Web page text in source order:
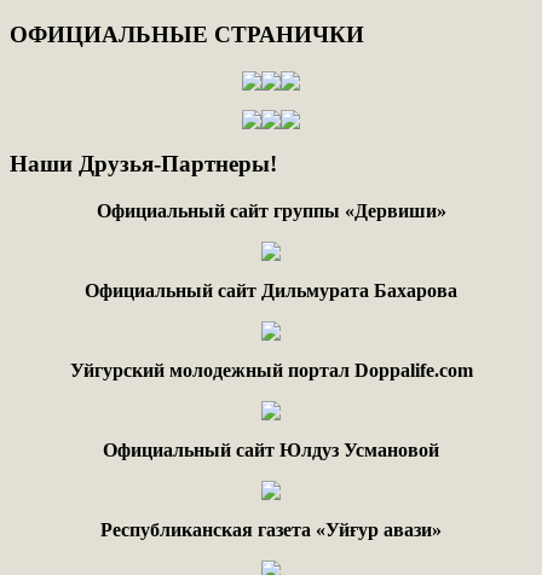
ОФИЦИАЛЬНЫЕ СТРАНИЧКИ
Наши Друзья-Партнеры!
Официальный сайт группы «Дервиши»
Официальный сайт Дильмурата Бахарова
Уйгурский молодежный портал Doppalife.com
Официальный сайт Юлдуз Усмановой
Республиканская газета «Уйғур авази»